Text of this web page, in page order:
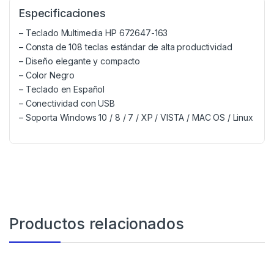
Especificaciones
– Teclado Multimedia HP 672647-163
– Consta de 108 teclas estándar de alta productividad
– Diseño elegante y compacto
– Color Negro
– Teclado en Español
– Conectividad con USB
– Soporta Windows 10 / 8 / 7 / XP / VISTA / MAC OS / Linux
Productos relacionados